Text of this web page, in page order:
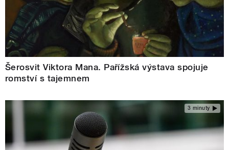
Šerosvit Viktora Mana. Pařížská výstava spojuje
romství s tajemnem
3 minuty